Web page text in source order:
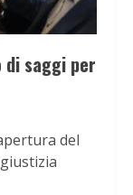
di saggi per
del